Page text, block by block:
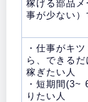
稼げる部品
事が少ない）
・仕事がキ
ら、できる
稼ぎたい人
・短期間(3~
りたい人